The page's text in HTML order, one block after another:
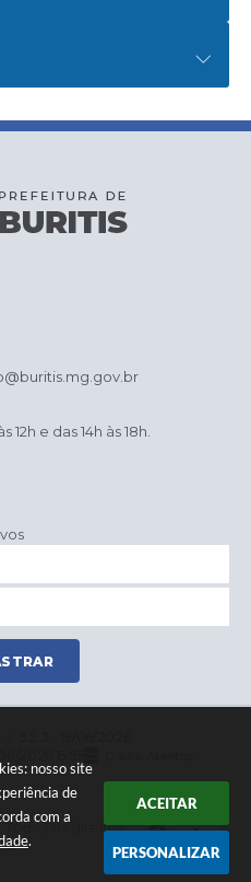
nosso site
de
com a
.
ACEITAR
PERSONALIZAR
12h e das 14h às 18h.
Todos os direitos